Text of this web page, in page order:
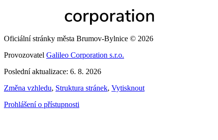
Oficiální stránky města Brumov-Bylnice © 2026
Provozovatel Galileo Corporation s.r.o.
Poslední aktualizace: 6. 8. 2026
Změna vzhledu, Struktura stránek, Vytisknout
Prohlášení o přístupnosti